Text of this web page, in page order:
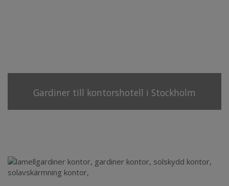
Gardiner till kontorshotell i Stockholm